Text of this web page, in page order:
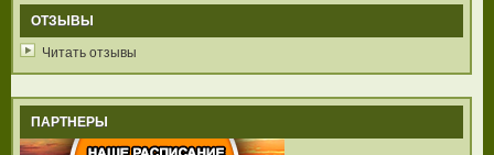
ОТЗЫВЫ
Читать отзывы
ПАРТНЕРЫ